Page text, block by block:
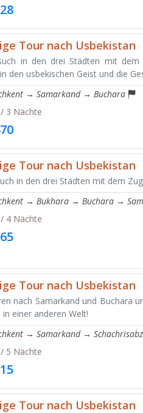
Tour nach Usbekistan
in den drei Städten mit
den usbekischen Geist und die
→ Samarkand → Buchara
3 Nächte
Tour nach Usbekistan
in den drei Städten mit dem
→ Bukhara → Buchara →
4 Nächte
Tour nach Usbekistan
nach Samarkand und Buchara
in einer anderen Welt!
→ Samarkand → Schachrisabz
5 Nächte
Tour nach Usbekistan